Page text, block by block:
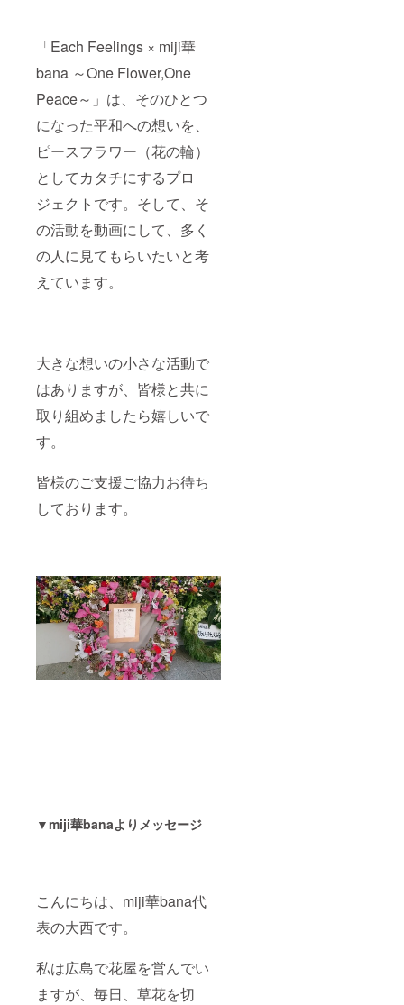
「Each Feelings × miji華
bana ～One Flower,One
Peace～」は、そのひとつ
になった平和への想いを、
ピースフラワー（花の輪）
としてカタチにするプロ
ジェクトです。そして、そ
の活動を動画にして、多く
の人に見てもらいたいと考
えています。
大きな想いの小さな活動で
はありますが、皆様と共に
取り組めましたら嬉しいで
す。
皆様のご支援ご協力お待ち
しております。
▼miji華banaよりメッセージ
こんにちは、miji華bana代
表の大西です。
私は広島で花屋を営んでい
ますが、毎日、草花を切